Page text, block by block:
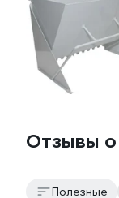
Отзывы о
Полезные